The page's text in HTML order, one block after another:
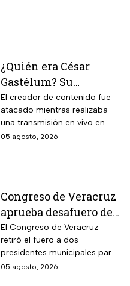
¿Quién era César
Gastélum? Su
asesinato revive la
violencia contra
influencers en
Sinaloa y la lista de
El creador de contenido fue
atacado mientras realizaba
una transmisión en vivo en
Culiacán. Su caso vuelve a
05 agosto, 2026
Congreso de Veracruz
aprueba desafuero de
alcalde ligado al caso
de la periodista
Roxana Guzmán
El Congreso de Veracruz
retiró el fuero a dos
presidentes municipales para
que continúen las
05 agosto, 2026